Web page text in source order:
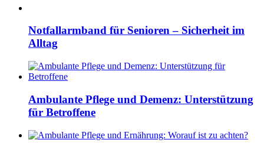
Notfallarmband für Senioren – Sicherheit im
Alltag
Ambulante Pflege und Demenz: Unterstützung
für Betroffene